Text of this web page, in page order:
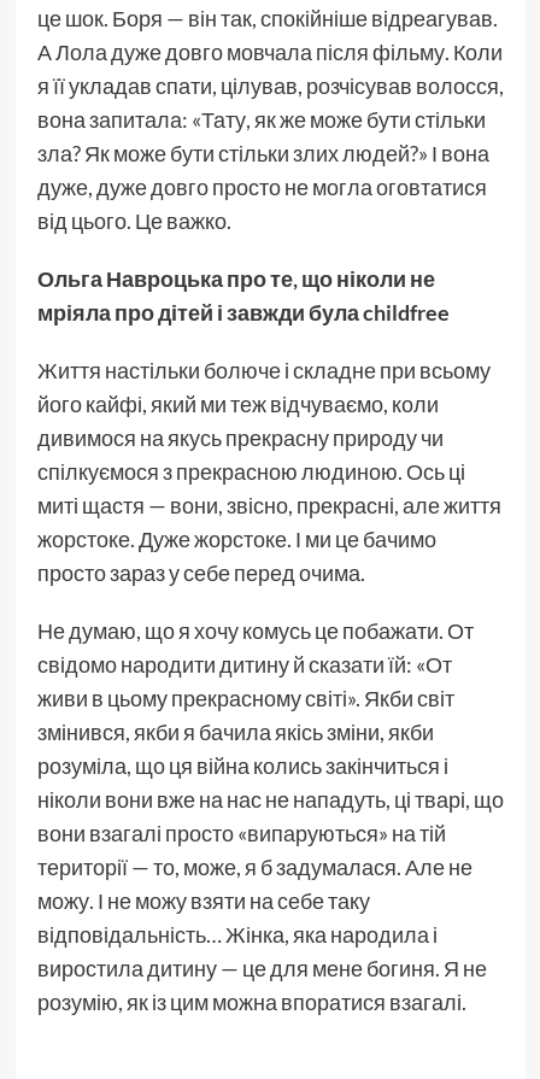
це шок. Боря — він так, спокійніше відреагував.
А Лола дуже довго мовчала після фільму. Коли
я її укладав спати, цілував, розчісував волосся,
вона запитала: «Тату, як же може бути стільки
зла? Як може бути стільки злих людей?» І вона
дуже, дуже довго просто не могла оговтатися
від цього. Це важко.
Ольга Навроцька про те, що ніколи не
мріяла про дітей і завжди була childfree
Життя настільки болюче і складне при всьому
його кайфі, який ми теж відчуваємо, коли
дивимося на якусь прекрасну природу чи
спілкуємося з прекрасною людиною. Ось ці
миті щастя — вони, звісно, прекрасні, але життя
жорстоке. Дуже жорстоке. І ми це бачимо
просто зараз у себе перед очима.
Не думаю, що я хочу комусь це побажати. От
свідомо народити дитину й сказати їй: «От
живи в цьому прекрасному світі». Якби світ
змінився, якби я бачила якісь зміни, якби
розуміла, що ця війна колись закінчиться і
ніколи вони вже на нас не нападуть, ці тварі, що
вони взагалі просто «випаруються» на тій
території — то, може, я б задумалася. Але не
можу. І не можу взяти на себе таку
відповідальність… Жінка, яка народила і
виростила дитину — це для мене богиня. Я не
розумію, як із цим можна впоратися взагалі.